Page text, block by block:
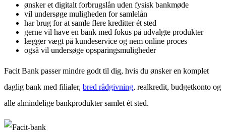
ønsker et digitalt forbrugslån uden fysisk bankmøde
vil undersøge muligheden for samlelån
har brug for at samle flere kreditter ét sted
gerne vil have en bank med fokus på udvalgte produkter
lægger vægt på kundeservice og nem online proces
også vil undersøge opsparingsmuligheder
Facit Bank passer mindre godt til dig, hvis du ønsker en komplet
daglig bank med filialer, bred rådgivning, realkredit, budgetkonto og
alle almindelige bankprodukter samlet ét sted.